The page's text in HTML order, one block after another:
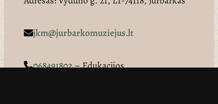
jkm@jurbarkomuziejus.lt
068491802– Edukacijos